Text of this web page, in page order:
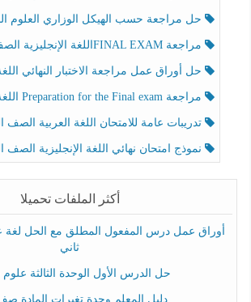
حل مراجعة حسب الهيكل الوزاري العلوم المتكاملة الصف الخامس
مراجعة FINAL EXAMاللغة الإنجليزية الصف الخامس الفصل الثالث
حل أوراق عمل مراجعة الاختبار النهائي اللغة الإنجليزية الصف
مراجعة Preparation for the Final exam اللغة الإنجليزية الصف الرابع الفصل الثالث
تدريبات عامة للامتحان اللغة العربية الصف
نموذج امتحان نهائي اللغة الإنجليزية الصف
أكثر الملفات تحميلا
أوراق عمل درس المفعول المطلق مع الحل
ثاني
حل الدرس الأول الوحدة الثالثة
دليل المعلم وحدة تغيرات المادة